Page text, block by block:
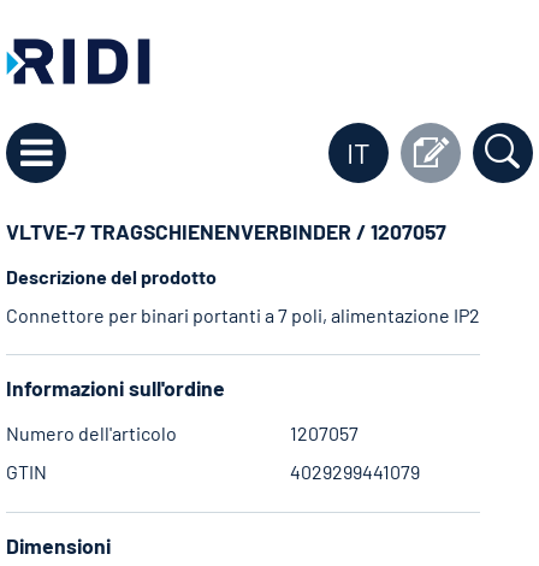
IT
VLTVE-7 TRAGSCHIENENVERBINDER / 1207057
Descrizione del prodotto
Connettore per binari portanti a 7 poli, alimentazione IP20/54, 1
Informazioni sull'ordine
Numero dell'articolo
1207057
GTIN
4029299441079
Dimensioni